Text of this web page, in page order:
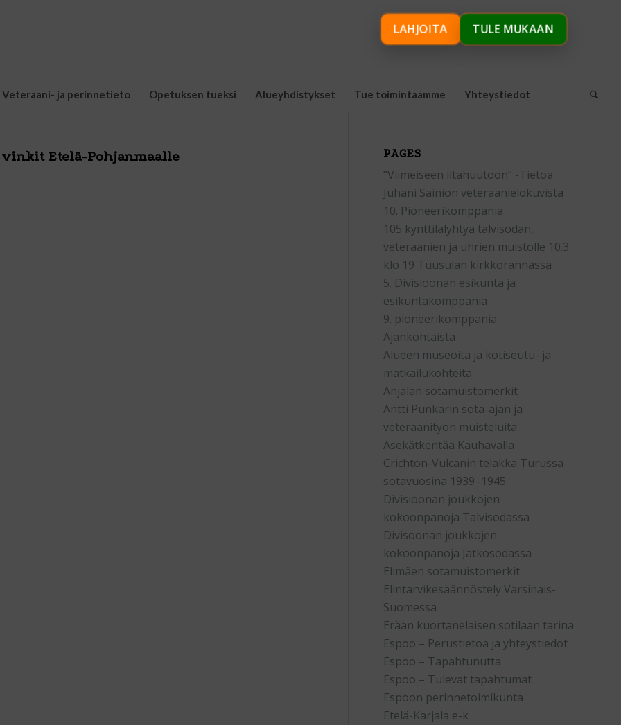
Veteraani- ja perinnetieto Opetuksen tueksi Alueyhdistykset Tue toimintaamme Yhteystiedot
Etelä-Pohjanmaalle PAGES
”Viimeiseen iltahuutoon” -Tietoa
Juhani Sainion veteraanielokuvista
10. Pioneerikomppania
105 kynttilälyhtyä talvisodan,
veteraanien ja uhrien muistolle 10.3.
klo 19 Tuusulan kirkkorannassa
5. Divisioonan esikunta ja
esikuntakomppania
9. pioneerikomppania
Ajankohtaista
Alueen museoita ja kotiseutu- ja
matkailukohteita
Anjalan sotamuistomerkit
Antti Punkarin sota-ajan ja
veteraanityön muisteluita
Asekätkentää Kauhavalla
Crichton-Vulcanin telakka Turussa
sotavuosina 1939–1945
Divisioonan joukkojen
kokoonpanoja Talvisodassa
Divisoonan joukkojen
kokoonpanoja Jatkosodassa
Elimäen sotamuistomerkit
Elintarvikesäännöstely Varsinais-
Suomessa
Erään kuortanelaisen sotilaan tarina
Espoo – Perustietoa ja yhteystiedot
Espoo – Tapahtunutta
Espoo – Tulevat tapahtumat
Espoon perinnetoimikunta
Etelä-Karjala e-k
LAHJOITA TULE MUKAAN